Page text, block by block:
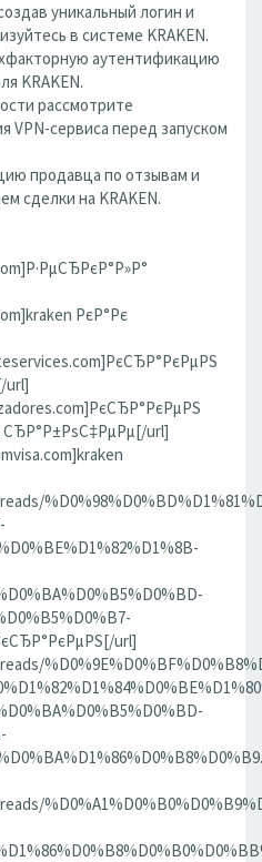
уникальный логин и
в системе KRAKEN.
аутентификацию
KRAKEN.
рассмотрите
VPN-сервиса перед запуском
продавца по отзывам и
сделки на KRAKEN.
РєР°Рє
url]
СЂР°Р±РѕС‡РµРµ[/url]
url]